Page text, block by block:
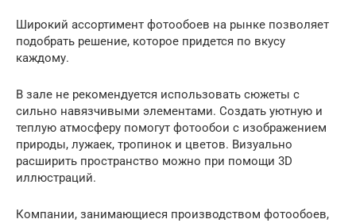
Широкий ассортимент фотообоев на рынке позволяет
подобрать решение, которое придется по вкусу
каждому.
В зале не рекомендуется использовать сюжеты с
сильно навязчивыми элементами. Создать уютную и
теплую атмосферу помогут фотообои с изображением
природы, лужаек, тропинок и цветов. Визуально
расширить пространство можно при помощи 3D
иллюстраций.
Компании, занимающиеся производством фотообоев,